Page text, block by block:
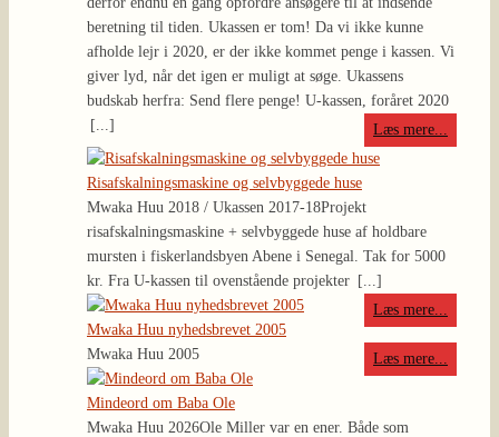
beretning til tiden. Ukassen er tom! Da vi ikke kunne
afholde lejr i 2020, er der ikke kommet penge i kassen. Vi
giver lyd, når det igen er muligt at søge. Ukassens
budskab herfra: Send flere penge! U-kassen, foråret 2020
[...]
Læs mere...
Risafskalningsmaskine og selvbyggede huse
Mwaka Huu 2018 / Ukassen 2017-18Projekt
risafskalningsmaskine + selvbyggede huse af holdbare
mursten i fiskerlandsbyen Abene i Senegal. Tak for 5000
kr. Fra U-kassen til ovenstående projekter [...]
Læs mere...
Mwaka Huu nyhedsbrevet 2005
Mwaka Huu 2005
Læs mere...
Mindeord om Baba Ole
Mwaka Huu 2026Ole Miller var en ener. Både som